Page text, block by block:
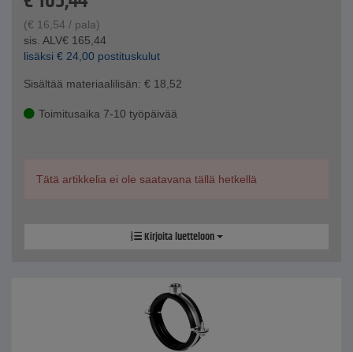
(€ 16,54 / pala)
sis. ALV€ 165,44
lisäksi € 24,00 postituskulut
Sisältää materiaalilisän: € 18,52
Toimitusaika 7-10 työpäivää
Tätä artikkelia ei ole saatavana tällä hetkellä
Kirjoita luetteloon